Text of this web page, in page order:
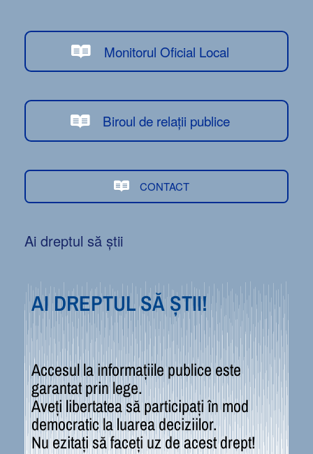
Monitorul Oficial Local
Biroul de relații publice
CONTACT
Ai dreptul să știi
AI DREPTUL SĂ ȘTII!
Accesul la informațiile publice este
garantat prin lege.
Aveți libertatea să participați în mod
democratic la luarea deciziilor.
Nu ezitați să faceți uz de acest drept!